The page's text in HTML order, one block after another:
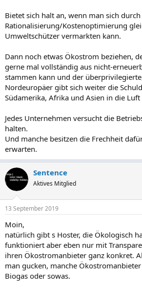
Bietet sich halt an, wenn man sich durch
Rationalisierung/Kostenoptimierung
Umweltschützer vermarkten kann.
Dann noch etwas Ökostrom beziehen,
gerne mal vollständig aus nicht-
stammen kann und der
Nordeuropäer gibt sich weiter die
Südamerika, Afrika und Asien in die
Jedes Unternehmen versucht die
halten.
Und manche besitzen die Frechheit
erwarten.
Sentence
Aktives Mitglied
13 September 2019
Moin,
natürlich gibt s Hoster, die Ökologisch
funktioniert aber eben nur mit
ihren Ökostromanbieter ganz konkret.
man gucken, manche
Biogas oder sowas.